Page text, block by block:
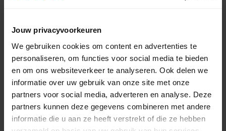
Jouw privacyvoorkeuren
We gebruiken cookies om content en advertenties te
personaliseren, om functies voor social media te bieden
en om ons websiteverkeer te analyseren. Ook delen we
informatie over uw gebruik van onze site met onze
partners voor social media, adverteren en analyse. Deze
partners kunnen deze gegevens combineren met andere
informatie die u aan ze heeft verstrekt of die ze hebben